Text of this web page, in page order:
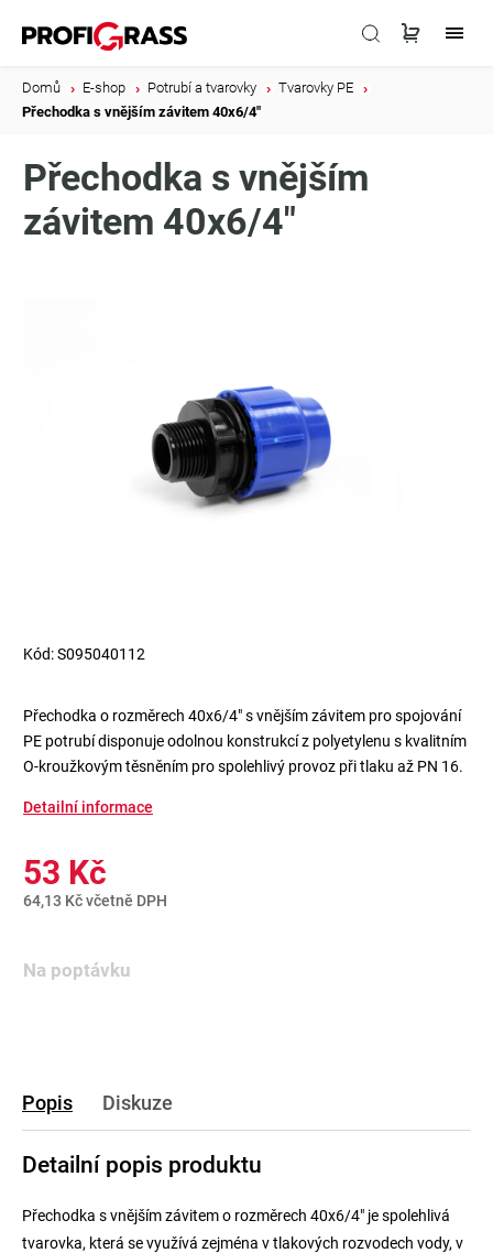
Domů E-shop Potrubí a tvarovky Tvarovky PE
Přechodka s vnějším závitem 40x6/4"
Přechodka s vnějším
závitem 40x6/4"
Kód:S095040112
Přechodka o rozměrech 40x6/4" s vnějším závitem pro spojování
PE potrubí disponuje odolnou konstrukcí z polyetylenu s kvalitním
O-kroužkovým těsněním pro spolehlivý provoz při tlaku až PN 16.
Detailní informace
53 Kč
64,13 Kč včetně DPH
Na poptávku
Popis Diskuze
Detailní popis produktu
Přechodka s vnějším závitem o rozměrech 40x6/4" je spolehlivá
tvarovka, která se využívá zejména v tlakových rozvodech vody, v